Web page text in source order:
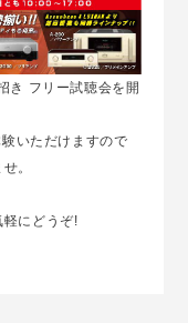
き フリー試聴会を開
いただけますので
。
軽にどうぞ!